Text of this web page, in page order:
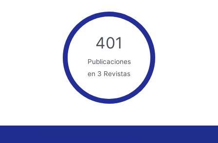
401
Publicaciones
en 3 Revistas